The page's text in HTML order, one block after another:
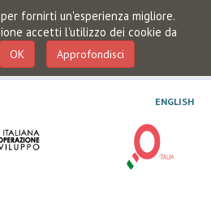
fornirti un'esperienza migliore.
accetti l'utilizzo dei cookie da
OK Approfondisci
ENGLISH